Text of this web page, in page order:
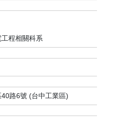
工程相關科系
路6號 (台中工業區)